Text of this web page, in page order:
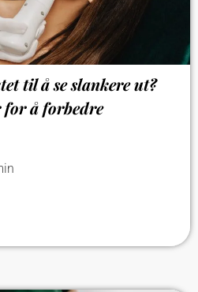
til å se slankere ut?
for å forbedre